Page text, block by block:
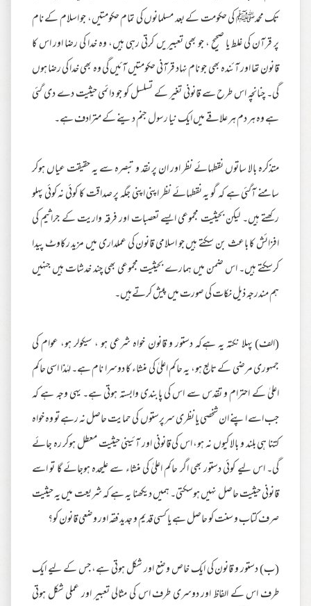
تک محمدﷺ کی حکومت کے بعد مسلمانوں کی تمام حکومتیں، جو اسلام کے نام
پر قرآن کی غلط یا صحیح ، جو بھی تعبیریں کرتی رہی ہیں، وہ خدا کی رضا اور اس کا
قانون تھا اور آئندہ بھی جو نام نہاد قرآنی حکومتیں آئیں گی وہ بھی خدا کی رضا ہوں
گی۔ چنانچہ اس طرح سے قانونی تغیر کے تسلسل کو جو دائمی حیثیت دے دی گئی
ہے وہ ہر دم ہر علاقے میں ایک نیا رسول جنم دینے کے مترادف ہے۔
متذکرہ بالا ساتوں نقطہائے نظر اور ان پر نقد و تبصرہ سے یہ حقیقت عیاں ہوکر
سامنے آگئی ہے کہ گو یہ نقطہائے نظر اپنی اپنی جگہ پر صداقت کا کوئی نہ کوئی پہلو
رکھتے ہیں۔ لیکن بحیثیت مجموعی ایسے تعصبات اور فرقہ واریت کے جراثیم کی
افزائش کا باعث بن سکتے ہیں جو اسلامی قانون کی عملداری میں مزید رکاوٹ پیدا
کرسکتے ہیں۔ اس ضمن میں ہمارے بحیثیت مجموعی بھی چند خدشات ہیں جنہیں
ہم مندرجہ ذیل نکات کی صورت میں پیش کرتےہیں۔
(الف) پہلا نکتہ یہ ہےکہ دستور و قانون خواہ شرعی ہو ، سیکولر ہو، عوام کی
جمہوری مرضی کے تابع ہو، یہ حاکم اعلیٰ کی منشاء کا دوسرا نام ہے۔ لہٰذا اسی حاکم
اعلیٰ کے احترام و تقدس سے اس کی پابندی وابستہ ہوتی ہے۔ یہی وجہ ہے کہ
جب اسے اپنے ان شخصی یا نظری سرپرستوں کی حمایت حاصل نہ رہے تو وہ خواہ
کتنا ہی بلند و بالا کیوں نہ ہو، اس کی قانونی اور آئینی حیثیت معطل ہوکر رہ جائے
گی۔ اس لیے کوئی دستور بھی اگر حاکم اعلیٰ کی منشاء سے علیحدہ ہوجائے گا تو اسے
قانونی حیثیت حاصل نہیں ہوسکتی۔ ہمیں دیکھنا یہ ہے کہ شریعت میں یہ حیثیت
صرف کتاب و سنت کو حاصل ہے یا کسی قدیم و جدید فقہ اور وضعی قانون کو؟
(ب) دستور و قانون کی ایک خاص وضع اور شکل ہوتی ہے، جس کے لیے ایک
طرف اس کے الفاظ اور دوسری طرف اس کی مثالی تعبیر اور عملی شکل ہوتی